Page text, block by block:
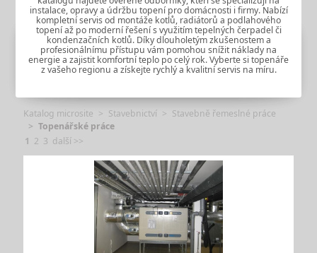
instalace, opravy a údržbu topení pro domácnosti i firmy. Nabízí
kompletní servis od montáže kotlů, radiátorů a podlahového
topení až po moderní řešení s využitím tepelných čerpadel či
kondenzačních kotlů. Díky dlouholetým zkušenostem a
profesionálnímu přístupu vám pomohou snížit náklady na
energie a zajistit komfortní teplo po celý rok. Vyberte si topenáře
z vašeho regionu a získejte rychlý a kvalitní servis na míru.
Katalog microsite Stavebnictví
Stavebně řemeslné práce
Topenářské práce
1 2 3 další >>